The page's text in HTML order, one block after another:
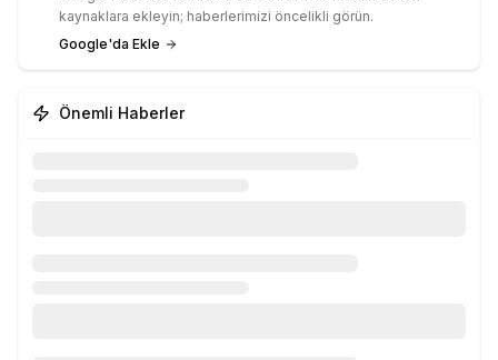
kaynaklara ekleyin; haberlerimizi öncelikli görün.
Google'da Ekle
Önemli Haberler